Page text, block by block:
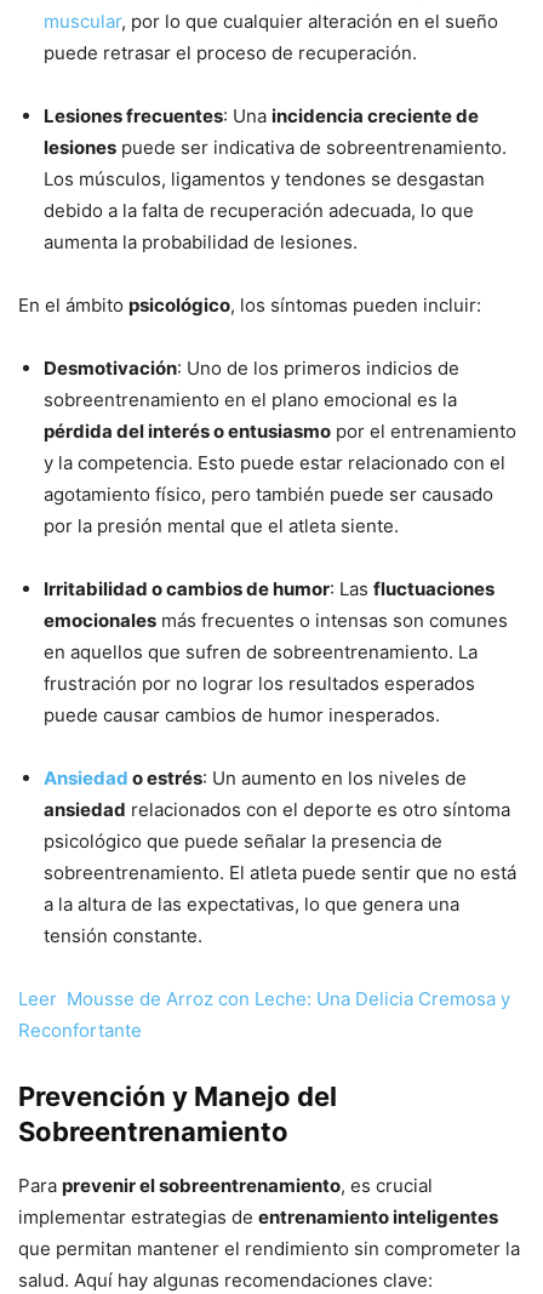
muscular, por lo que cualquier alteración en el sueño
puede retrasar el proceso de recuperación.
Lesiones frecuentes: Una incidencia creciente de
lesiones puede ser indicativa de sobreentrenamiento.
Los músculos, ligamentos y tendones se desgastan
debido a la falta de recuperación adecuada, lo que
aumenta la probabilidad de lesiones.
En el ámbito psicológico, los síntomas pueden incluir:
Desmotivación: Uno de los primeros indicios de
sobreentrenamiento en el plano emocional es la
pérdida del interés o entusiasmo por el entrenamiento
y la competencia. Esto puede estar relacionado con el
agotamiento físico, pero también puede ser causado
por la presión mental que el atleta siente.
Irritabilidad o cambios de humor: Las fluctuaciones
emocionales más frecuentes o intensas son comunes
en aquellos que sufren de sobreentrenamiento. La
frustración por no lograr los resultados esperados
puede causar cambios de humor inesperados.
Ansiedad o estrés: Un aumento en los niveles de
ansiedad relacionados con el deporte es otro síntoma
psicológico que puede señalar la presencia de
sobreentrenamiento. El atleta puede sentir que no está
a la altura de las expectativas, lo que genera una
tensión constante.
Leer Mousse de Arroz con Leche: Una Delicia Cremosa y
Reconfortante
Prevención y Manejo del
Sobreentrenamiento
Para prevenir el sobreentrenamiento, es crucial
implementar estrategias de entrenamiento inteligentes
que permitan mantener el rendimiento sin comprometer la
salud. Aquí hay algunas recomendaciones clave: